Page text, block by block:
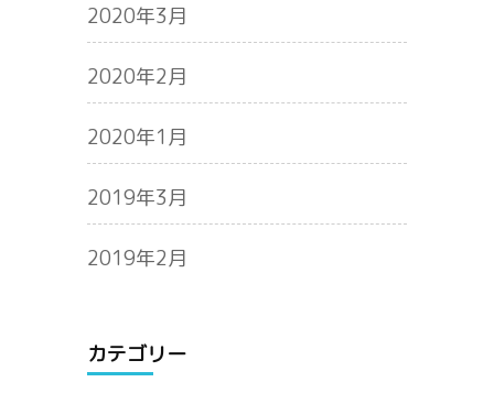
2020年3月
2020年2月
2020年1月
2019年3月
2019年2月
カテゴリー